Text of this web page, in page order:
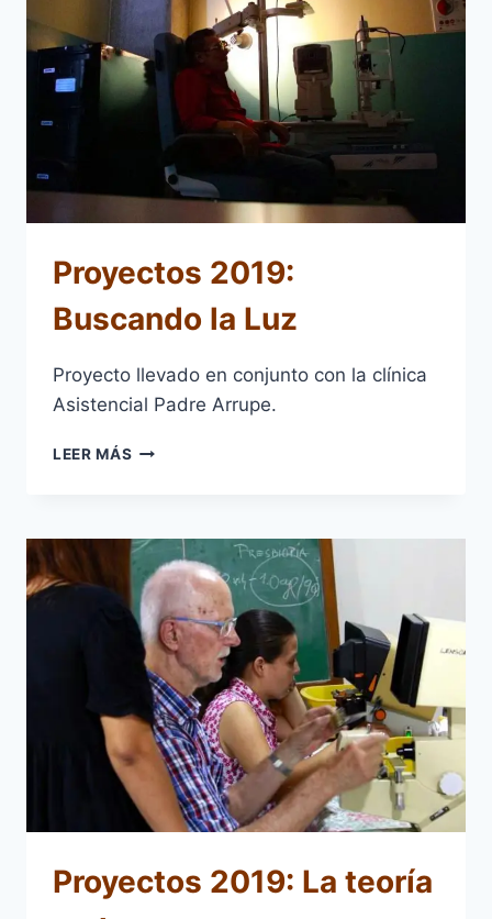
Proyectos 2019:
Buscando la Luz
Proyecto llevado en conjunto con la clínica
Asistencial Padre Arrupe.
LEER MÁS PROYECTOS
LUZ
Proyectos 2019: La teoría